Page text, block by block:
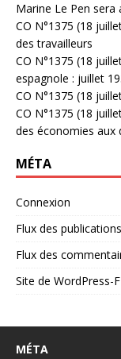
Marine Le Pen sera
CO N°1375 (18
des travailleurs
CO N°1375 (18
espagnole : juillet
CO N°1375 (18
CO N°1375 (18
des économies aux
MÉTA
Connexion
Flux des publications
Flux des
Site de WordPress-
MÉTA